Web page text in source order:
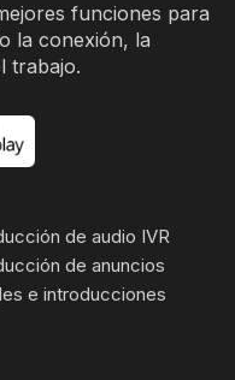
funciones para
la conexión, la
trabajo.
de audio IVR
de anuncios
e introducciones